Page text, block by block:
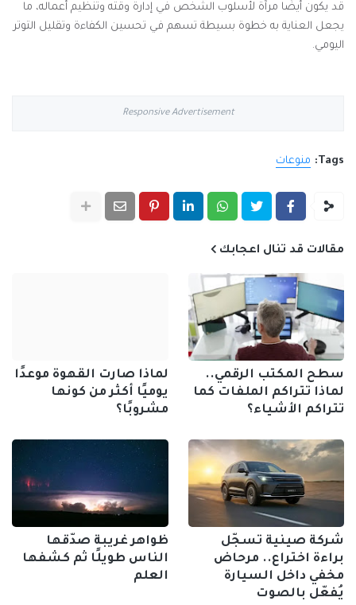
قد يكون أيضًا مرآة لأسلوب الشخص في إدارة وقته وتنظيم أعماله، ما
يجعل العناية به خطوة بسيطة تسهم في تحسين الكفاءة وتقليل التوتر
اليومي.
Responsive Advertisement
Tags: منوعات
مقالات قد تنال اعجابك
سطح المكتب الرقمي..
لماذا تتراكم الملفات كما
تتراكم الأشياء؟
لماذا صارت القهوة موعدًا
يوميًا أكثر من كونها
مشروبًا؟
شركة صينية تسجّل
براءة اختراع.. مرحاض
مخفي داخل السيارة
يُفعّل بالصوت
ظواهر غريبة صدّقها
الناس طويلًا ثم كشفها
العلم